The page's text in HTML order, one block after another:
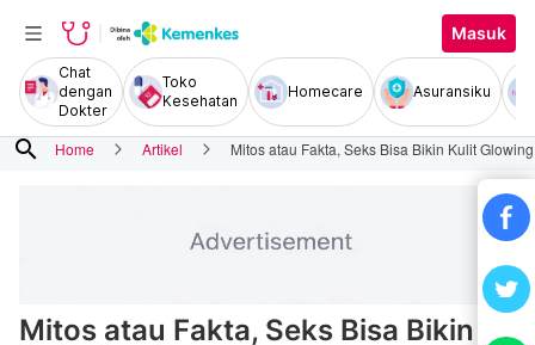
Masuk
Chat
dengan
Dokter
Toko
Kesehatan
Homecare Asuransiku
search Home Artikel Mitos atau Fakta, Seks Bisa Bikin Kulit Glowing
Mitos atau Fakta, Seks Bisa Bikin